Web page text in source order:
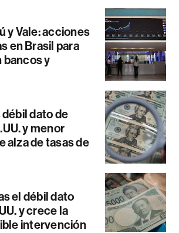
y Vale: acciones
en Brasil para
bancos y
débil dato de
y menor
alza de tasas de
el débil dato
y crece la
intervención